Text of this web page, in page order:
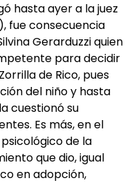
hasta ayer a la juez
fue consecuencia
Gerarduzzi quien
para decidir
de Rico, pues
del niño y hasta
cuestionó su
Es más, en el
de la
que dio, igual
en adopción,